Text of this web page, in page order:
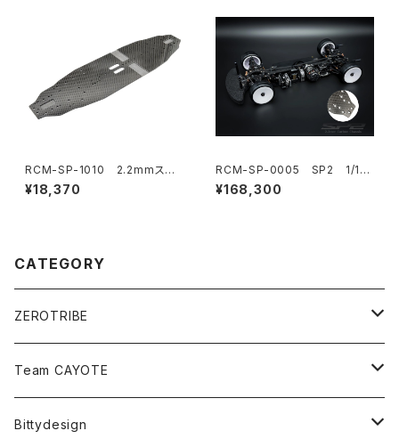
RCM-SP-1010 2.2mmスタ
ンダードカーボンシャーシ
¥18,370
RCM-SP-0005 SP2 1/10
電動オンロードツーリングカ
ー カーボンシャーシ仕様
¥168,300
CATEGORY
ZEROTRIBE
Zetricks（Spare & Optional）
T4 MID Conversion Kit
Team CAYOTE
Batteries
Bittydesign